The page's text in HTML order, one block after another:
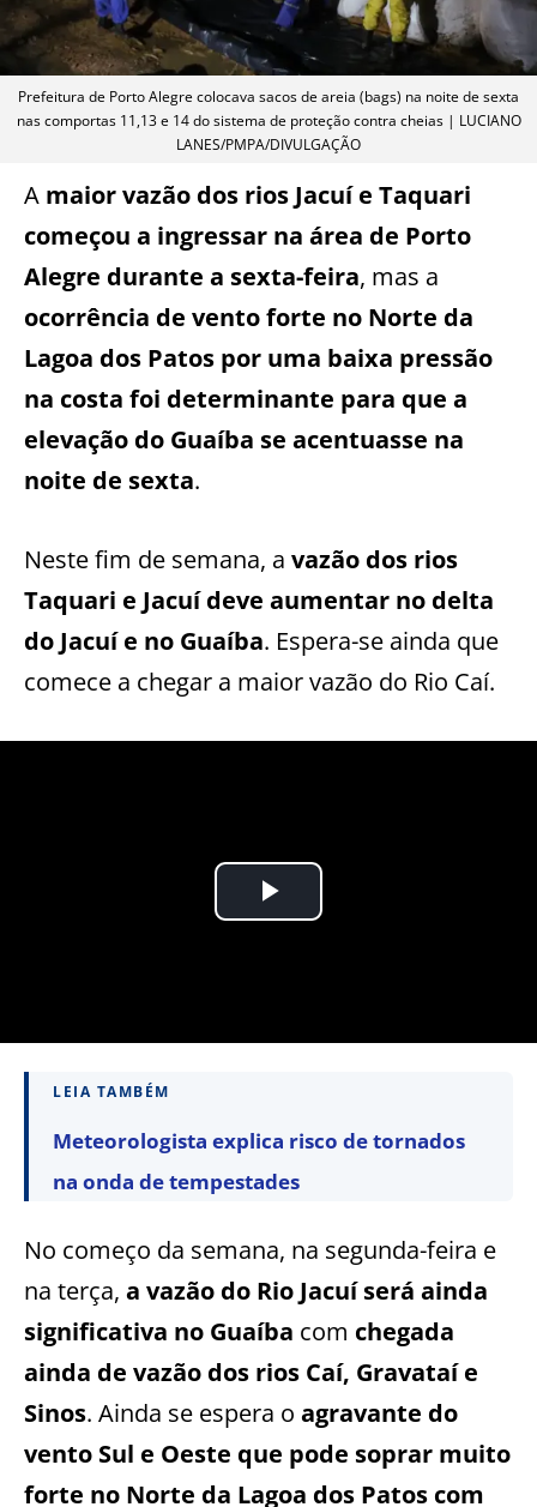
Prefeitura de Porto Alegre colocava sacos de areia (bags) na noite de sexta
nas comportas 11,13 e 14 do sistema de proteção contra cheias | LUCIANO
LANES/PMPA/DIVULGAÇÃO
A maior vazão dos rios Jacuí e Taquari
começou a ingressar na área de Porto
Alegre durante a sexta-feira, mas a
ocorrência de vento forte no Norte da
Lagoa dos Patos por uma baixa pressão
na costa foi determinante para que a
elevação do Guaíba se acentuasse na
noite de sexta.
Neste fim de semana, a vazão dos rios
Taquari e Jacuí deve aumentar no delta
do Jacuí e no Guaíba. Espera-se ainda que
comece a chegar a maior vazão do Rio Caí.
LEIA TAMBÉM
Meteorologista explica risco de tornados
na onda de tempestades
No começo da semana, na segunda-feira e
na terça, a vazão do Rio Jacuí será ainda
significativa no Guaíba com chegada
ainda de vazão dos rios Caí, Gravataí e
Sinos. Ainda se espera o agravante do
vento Sul e Oeste que pode soprar muito
forte no Norte da Lagoa dos Patos com